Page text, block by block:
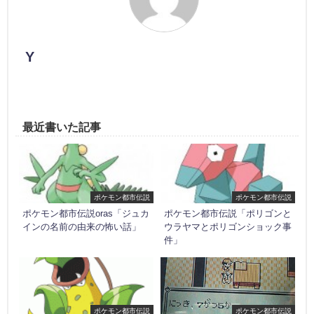
Y
最近書いた記事
ポケモン都市伝説
ポケモン都市伝説oras「ジュカ
インの名前の由来の怖い話」
ポケモン都市伝説
ポケモン都市伝説「ポリゴンと
ウラヤマとポリゴンショック事
件」
ポケモン都市伝説 ポケモン都市伝説